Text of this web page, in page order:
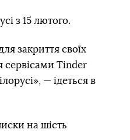
з 15 лютого.
закриття своїх
сервісами Tinder
— ідеться в
на шість